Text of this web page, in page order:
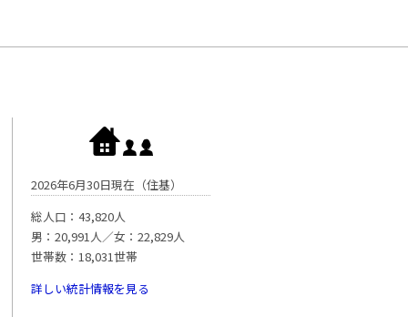
2026年6月30日現在（住基）
総人口：43,820人
男：20,991人／女：22,829人
世帯数：18,031世帯
詳しい統計情報を見る